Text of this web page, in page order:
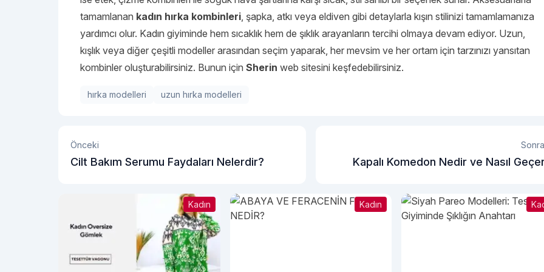
tamamlanan kadın hırka kombinleri, şapka, atkı veya eldiven gibi detaylarla kışın stilinizi tamamlamanıza
yardımcı olur. Kadın giyiminde hem sıcaklık hem de şıklık arayanların tercihi olmaya devam ediyor. Uzun,
kışlık veya diğer çeşitli modeller arasından seçim yaparak, her mevsim ve her ortam için tarzınızı yansıtan
kombinler oluşturabilirsiniz. Bunun için Sherin web sitesini keşfedebilirsiniz.
hırka modelleri uzun hırka modelleri
Önceki
Cilt Bakım Serumu Faydaları Nelerdir? Kapalı Komedon Nedir ve Nasıl
Kadın Kadın